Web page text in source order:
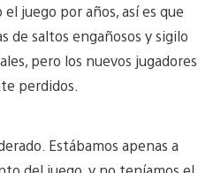
juego por años, así es que
de saltos engañosos y sigilo
pero los nuevos jugadores
perdidos.
Estábamos apenas a